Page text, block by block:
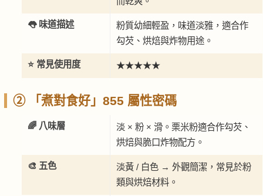
👅 味道描述
粉質幼細輕盈，味道淡雅，適合作
勾芡、烘焙與炸物用途。
⭐ 常見使用度 ★★★★★
② 「煮對食好」855 屬性密碼
🌈 八味層
淡 × 粉 × 滑。栗米粉適合作勾芡、
烘焙與脆口炸物配方。
🎨 五色
淡黃 / 白色 → 外觀簡潔，常見於粉
類與烘焙材料。